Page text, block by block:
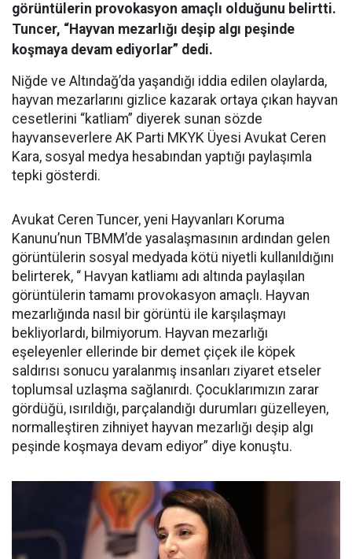
görüntülerin provokasyon amaçlı olduğunu belirtti.
Tuncer, “Hayvan mezarlığı deşip algı peşinde
koşmaya devam ediyorlar” dedi.
Niğde ve Altındağ’da yaşandığı iddia edilen olaylarda,
hayvan mezarlarını gizlice kazarak ortaya çıkan hayvan
cesetlerini “katliam” diyerek sunan sözde
hayvanseverlere AK Parti MKYK Üyesi Avukat Ceren
Kara, sosyal medya hesabından yaptığı paylaşımla
tepki gösterdi.
Avukat Ceren Tuncer, yeni Hayvanları Koruma
Kanunu’nun TBMM’de yasalaşmasının ardından gelen
görüntülerin sosyal medyada kötü niyetli kullanıldığını
belirterek, “ Havyan katliamı adı altında paylaşılan
görüntülerin tamamı provokasyon amaçlı. Hayvan
mezarlığında nasıl bir görüntü ile karşılaşmayı
bekliyorlardı, bilmiyorum. Hayvan mezarlığı
eşeleyenler ellerinde bir demet çiçek ile köpek
saldırısı sonucu yaralanmış insanları ziyaret etseler
toplumsal uzlaşma sağlanırdı. Çocuklarımızın zarar
gördüğü, ısırıldığı, parçalandığı durumları güzelleyen,
normalleştiren zihniyet hayvan mezarlığı deşip algı
peşinde koşmaya devam ediyor” diye konuştu.